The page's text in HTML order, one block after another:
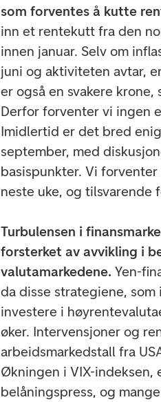
som forventes å kutte
inn et rentekutt fra den
innen januar. Selv om
juni og aktiviteten avtar,
er også en svakere
Derfor forventer vi ingen
Imidlertid er det bred
september, med
basispunkter. Vi
neste uke, og tilsvarende
Turbulensen i
forsterket av avvikling i
valutamarkedene. Yen-
da disse strategiene,
investere i
øker. Intervensjoner og
arbeidsmarkedstall fra
Økningen i VIX-indeksen,
belåningspress, og